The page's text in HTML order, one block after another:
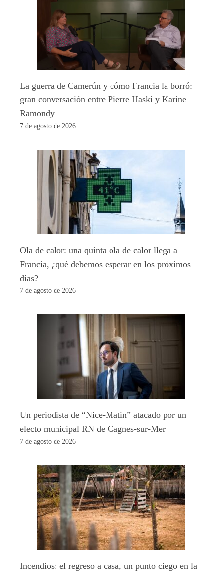
La guerra de Camerún y cómo Francia la borró:
gran conversación entre Pierre Haski y Karine
Ramondy
7 de agosto de 2026
Ola de calor: una quinta ola de calor llega a
Francia, ¿qué debemos esperar en los próximos
días?
7 de agosto de 2026
Un periodista de “Nice-Matin” atacado por un
electo municipal RN de Cagnes-sur-Mer
7 de agosto de 2026
Incendios: el regreso a casa, un punto ciego en la